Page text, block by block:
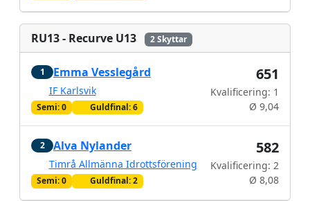
RU13 - Recurve U13 2 Skyttar
1 Emma Vesslegård
IF Karlsvik
Semi: 0 Guldfinal: 6
651
Kvalificering: 1
Ø 9,04
2 Alva Nylander
Timrå Allmänna Idrottsförening
Semi: 0 Guldfinal: 2
582
Kvalificering: 2
Ø 8,08